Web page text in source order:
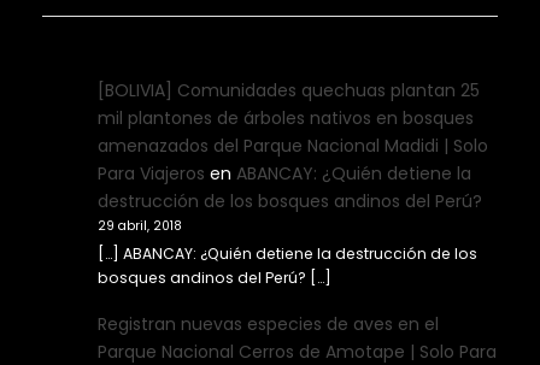
[BOLIVIA] Comunidades quechuas plantan 25
mil plantones de árboles nativos en bosques
amenazados del Parque Nacional Madidi | Solo
Para Viajeros en ABANCAY: ¿Quién detiene la
destrucción de los bosques andinos del Perú?
29 abril, 2018
[…] ABANCAY: ¿Quién detiene la destrucción de los
bosques andinos del Perú? […]
Registran nuevas especies de aves en el
Parque Nacional Cerros de Amotape | Solo Para